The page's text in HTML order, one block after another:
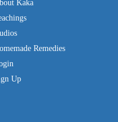
Kaka
Remedies
Up